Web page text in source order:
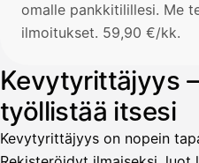
omalle pankkitilillesi. Me
ilmoitukset. 59,90 €/kk.
Kevytyrittäjyys
työllistää itsesi
Kevytyrittäjyys on nopein